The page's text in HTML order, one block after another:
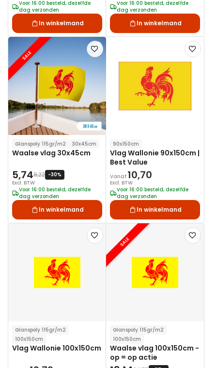
Voor 16:00 besteld, dezelfde
dag verzonden
In winkelmand
Voor 16:00 besteld, dezelfde
dag verzonden
In winkelmand
SALE
Voeg
toe
Glanspoly 115gr/m2 30x45cm
Waalse vlag 30x45cm
5,748,22 -30%
Excl. BTW
Voor 16:00 besteld, dezelfde
dag verzonden
In winkelmand
Voeg
toe
aan
90x150cm
Vlag Wallonie 90x150cm |
Best Value
Vanaf 10,70
Excl. BTW
Voor 16:00 besteld, dezelfde
dag verzonden
In winkelmand
Voeg
toe
verlanglijst
Glanspoly 115gr/m2
100x150cm
Vlag Wallonie 100x150cm
SALE
Voeg
toe
Glanspoly 115gr/m2
100x150cm
Waalse vlag 100x150cm -
op = op actie